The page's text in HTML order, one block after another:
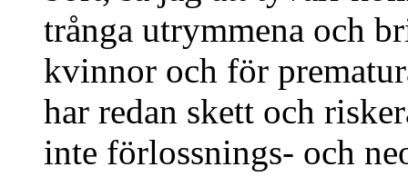
trånga utrymmena och
kvinnor och för
har redan skett och
inte förlossnings- och